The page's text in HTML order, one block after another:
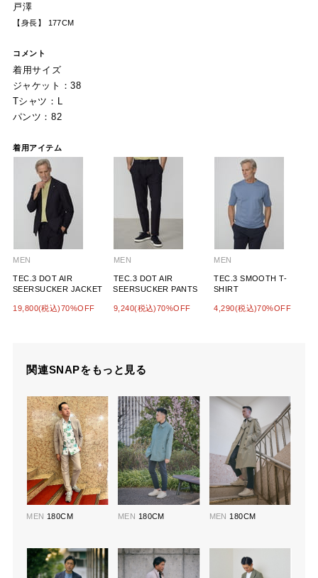
戸澤
【身長】 177CM
コメント
着用サイズ
ジャケット：38
Tシャツ：L
パンツ：82
着用アイテム
MEN
TEC.3 DOT AIR
SEERSUCKER JACKET
19,800(税込)70%OFF
MEN
TEC.3 DOT AIR
SEERSUCKER PANTS
9,240(税込)70%OFF
MEN
TEC.3 SMOOTH T-
SHIRT
4,290(税込)70%OFF
関連SNAPをもっと見る
MEN 180CM MEN 180CM MEN 180CM